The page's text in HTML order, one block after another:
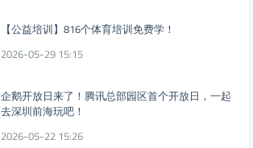
【公益培训】816个体育培训免费学！
2026-05-29 15:15
企鹅开放日来了！腾讯总部园区首个开放日，一起
去深圳前海玩吧！
2026-05-22 15:26